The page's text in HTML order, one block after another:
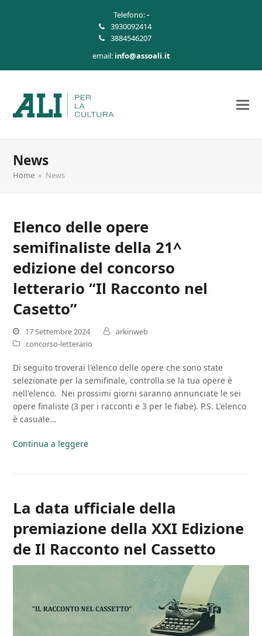
Telefono:-
3930092414
3884546207
email: info@assoali.it
News
Home » News
Elenco delle opere
semifinaliste della 21^
edizione del concorso
letterario “Il Racconto nel
Casetto”
17 Settembre 2024
arkinweb
concorso-letterario
Di seguito troverai l'elenco delle opere che sono state
selezionate per la semifinale, controlla se la tua opere è
nell'elenco. Nei prossimi giorni saranno annunciate le sei
opere finaliste (3 per i racconti e 3 per le fiabe). P.S. L'elenco
è casuale…
Continua a leggere
La data ufficiale della
premiazione della XXI Edizione
de Il Racconto nel Cassetto